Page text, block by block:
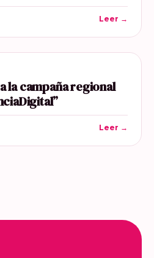
Leer →
la campaña regional
Leer →